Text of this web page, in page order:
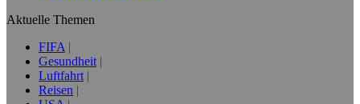
Aktuelle Themen
FIFA
Gesundheit
Luftfahrt
Reisen